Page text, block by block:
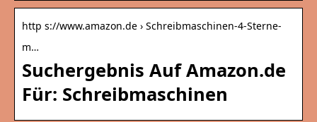
http s://www.amazon.de › Schreibmaschinen-4-Sterne-
m…
Suchergebnis Auf Amazon.de
Für: Schreibmaschinen